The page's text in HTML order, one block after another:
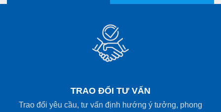
TRAO ĐỔI TƯ VẤN
Trao đổi yêu cầu, tư vấn định hướng ý tưởng, phong